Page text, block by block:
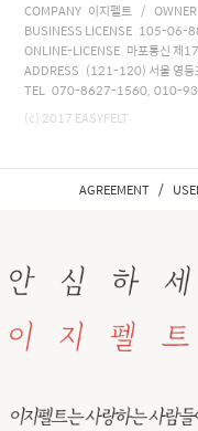
COMPANY 이지펠트 /
BUSINESS LICENSE 105-06-
ONLINE-LICENSE 마포통신 제
ADDRESS (121-120) 서울 영등
TEL 070-8627-1560, 010-
(c) 2017 EASYFELT
AGREEMENT /